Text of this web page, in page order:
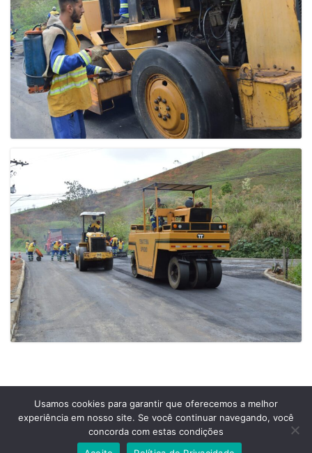
Prefeitura Municipal de Comendador Levy Gasparian
Est União Indústria, S/Nº, KM 131 Exposição, Comendador Levy Gasparian /RJ –
Usamos cookies para garantir que oferecemos a melhor
experiência em nosso site. Se você continuar navegando, você
concorda com estas condições